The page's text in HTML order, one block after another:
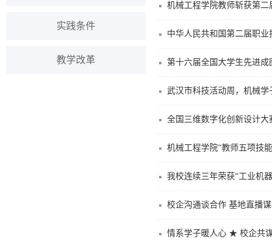
实践条件
教学改革
机械工程学院教师斩获第
中华人民共和国第二届职
第十六届全国大学生先进
武汉市科技活动周，机械学
全国三维数字化创新设计
机械工程学院“教师五项技
我校连续三年荣获“工业机
校企沟通谈合作 基地直播